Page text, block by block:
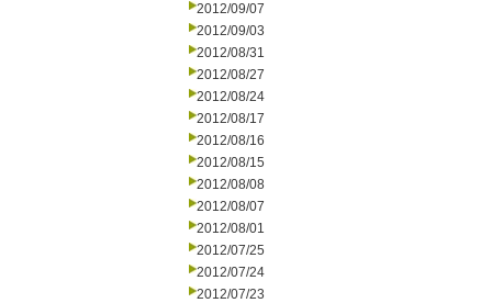
2012/09/07
2012/09/03
2012/08/31
2012/08/27
2012/08/24
2012/08/17
2012/08/16
2012/08/15
2012/08/08
2012/08/07
2012/08/01
2012/07/25
2012/07/24
2012/07/23